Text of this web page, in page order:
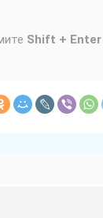
Shift + Enter